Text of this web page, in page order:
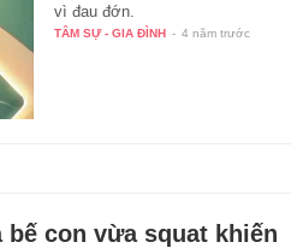
vì đau đớn.
TÂM SỰ - GIA ĐÌNH - 4 năm trước
bế con vừa squat khiến